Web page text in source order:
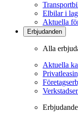
Elbilar i
Aktuella
Erbjudanden
Alla
Aktuella